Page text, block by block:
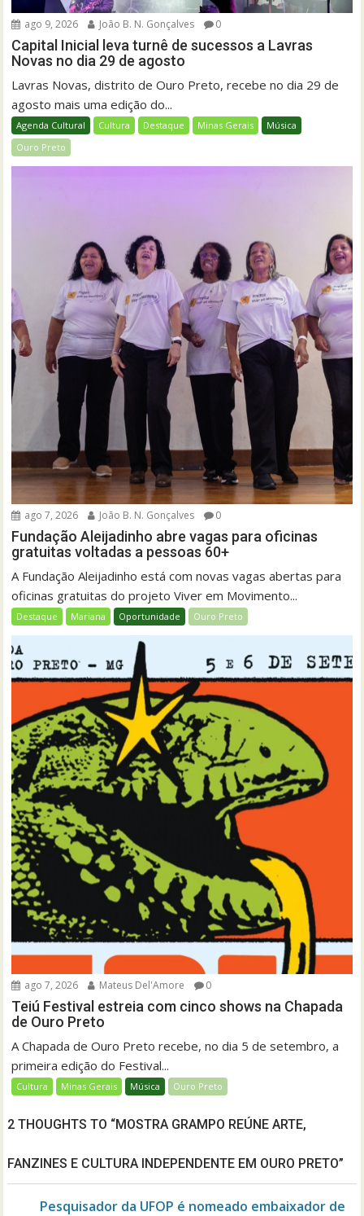
ago 9, 2026 João B. N. Gonçalves 0
Capital Inicial leva turnê de sucessos a Lavras
Novas no dia 29 de agosto
Lavras Novas, distrito de Ouro Preto, recebe no dia 29 de
agosto mais uma edição do...
Agenda Cultural Cultura Destaque Minas Gerais
Música
Ouro Preto
ago 7, 2026 João B. N. Gonçalves 0
Fundação Aleijadinho abre vagas para oficinas
gratuitas voltadas a pessoas 60+
A Fundação Aleijadinho está com novas vagas abertas para
oficinas gratuitas do projeto Viver em Movimento...
Destaque Mariana Oportunidade Ouro Preto
ago 7, 2026 Mateus Del'Amore 0
Teiú Festival estreia com cinco shows na Chapada
de Ouro Preto
A Chapada de Ouro Preto recebe, no dia 5 de setembro, a
primeira edição do Festival...
Cultura Minas Gerais Música Ouro Preto
2 THOUGHTS TO “MOSTRA GRAMPO REÚNE ARTE,
FANZINES E CULTURA INDEPENDENTE EM OURO PRETO”
Pesquisador da UFOP é nomeado embaixador de